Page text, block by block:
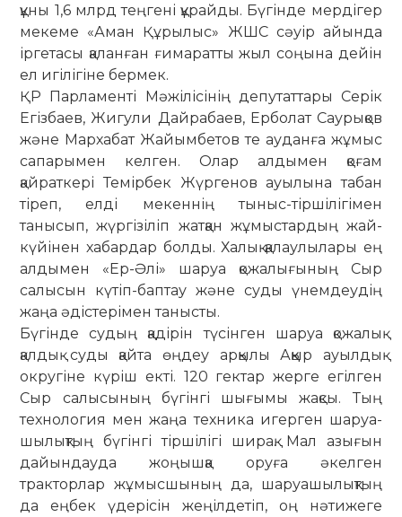
құны 1,6 млрд теңгені құ­райды. Бүгінде мердігер
мекеме «Аман Құрылыс» ЖШС сәуір айында
іргетасы қаланған ғимаратты жыл соңына дейін
ел игілігіне бермек.
ҚР Парламенті Мәжілісінің депу­таттары Серік
Егізбаев, Жигули Дай­рабаев, Ерболат Саурықов
және Мар­хабат Жайымбетов те ауданға жұ­мыс
сапарымен келген. Олар алды­мен қоғам
қайраткері Темірбек Жүр­ге­­нов ауылына табан
тіреп, елді ме­кен­нің тыныс-тіршілігімен
танысып, жүр­гізіліп жатқан жұмыстардың жай-
күйінен хабардар болды. Халық қа­лау­лылары ең
алды­мен «Ер-Әлі» шаруа қожалығының Сыр
салысын күтіп-бап­тау және суды үнемдеудің
жаңа әдіс­тері­мен танысты.
Бүгінде судың қадірін түсінген ша­руа қожалық
қалдық суды қайта өңдеу арқылы Аққыр ауылдық
округіне күріш екті. 120 гектар жерге егілген
Сыр са­лы­сының бүгінгі шығымы жақсы. Тың
техно­логия мен жаңа техника игерген шаруа­
шылықтың бүгінгі тіршілігі ширақ. Мал азығын
дайындауда жоңышқа оруға әкелген
тракторлар жұмысшының да, ша­руашылықтың
да еңбек үдерісін жеңілдетіп, оң нәтижеге